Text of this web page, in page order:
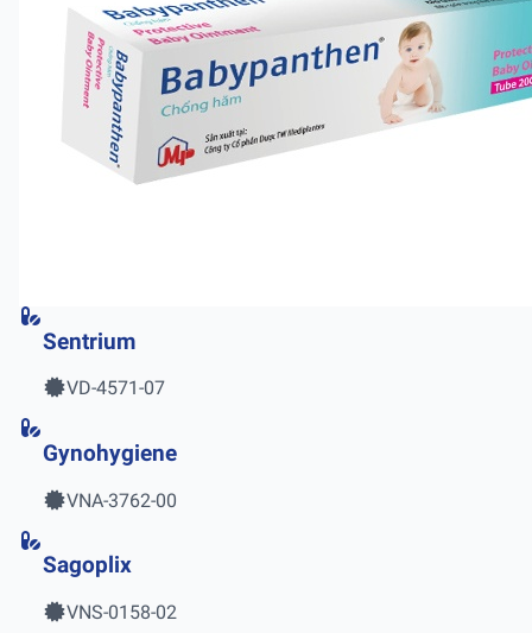
Sentrium
VD-4571-07
Gynohygiene
VNA-3762-00
Sagoplix
VNS-0158-02